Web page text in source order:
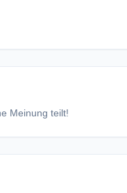
Meinung teilt!